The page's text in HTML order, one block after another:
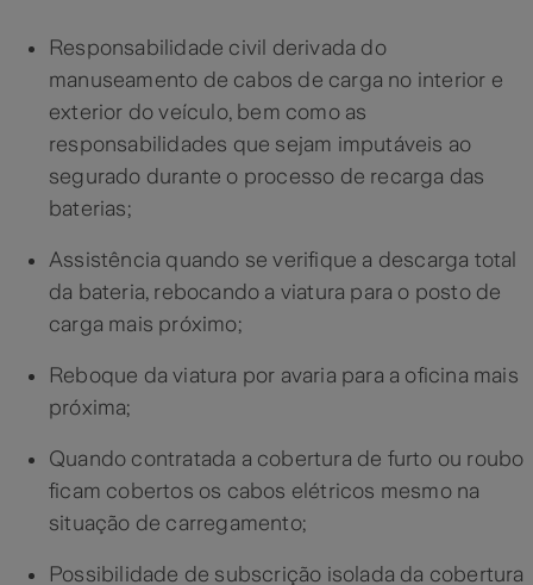
Responsabilidade civil derivada do
manuseamento de cabos de carga no interior e
exterior do veículo, bem como as
responsabilidades que sejam imputáveis ao
segurado durante o processo de recarga das
baterias;
Assistência quando se verifique a descarga total
da bateria, rebocando a viatura para o posto de
carga mais próximo;
Reboque da viatura por avaria para a oficina mais
próxima;
Quando contratada a cobertura de furto ou roubo
ficam cobertos os cabos elétricos mesmo na
situação de carregamento;
Possibilidade de subscrição isolada da cobertura